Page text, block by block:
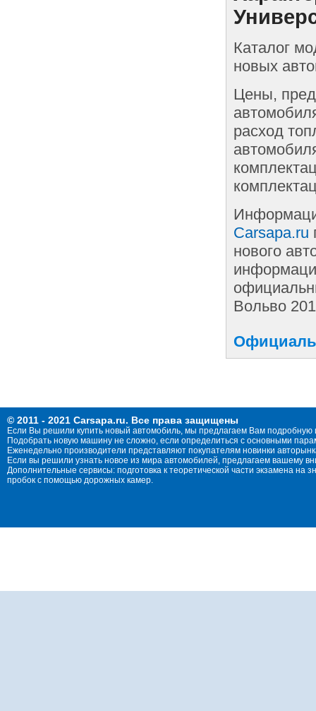
Каталог
новых
Цены,
расход
Carsapa.ru
нового
Вольво
© 2011 - 2021 Carsapa.ru. Все права защищены
Если Вы решили купить новый автомобиль, мы предлагаем Вам
Подобрать новую машину не сложно, если определиться с основными
Еженедельно производители представляют покупателям новинки
Если вы решили узнать новое из мира автомобилей, предлагаем вашему
Дополнительные сервисы: подготовка к теоретической части экзамена
пробок с помощью дорожных камер.